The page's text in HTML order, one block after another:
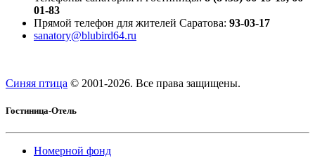
01-83
Прямой телефон для жителей Саратова: 93-03-17
sanatory@blubird64.ru
Синяя птица © 2001-2026. Все права защищены.
Гостиница-Отель
Номерной фонд